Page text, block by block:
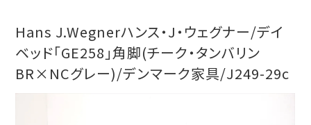
Hans J.Wegnerハンス・J・ウェグナー/デイ
ベッド「GE258」角脚(チーク・タンバリン
BR×NCグレー)/デンマーク家具/J249-29c